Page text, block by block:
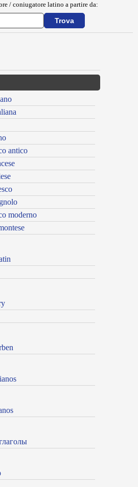
/ coniugatore latino a partire da:
antico
moderno